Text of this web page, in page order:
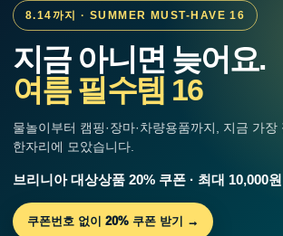
8.14까지 · SUMMER MUST-HAVE 16
지금 아니면 늦어요.
여름 필수템 16
물놀이부터 캠핑·장마·차량용품까지, 지금 가
한자리에 모았습니다.
브리니아 대상상품 20% 쿠폰 · 최대 10,000
쿠폰번호 없이 20% 쿠폰 받기 →